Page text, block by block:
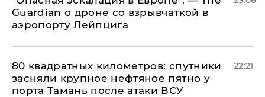
Guardian о дроне со взрывчаткой в
аэропорту Лейпцига
80 квадратных километров: спутники
засняли крупное нефтяное пятно у
порта Тамань после атаки ВСУ
22:21